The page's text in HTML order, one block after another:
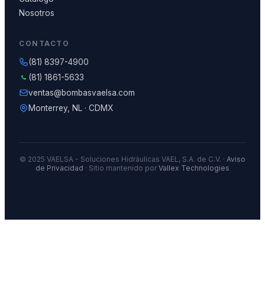
Nosotros
CONTACTO
(81) 8397-4900
(81) 1861-5633
ventas@bombasvaelsa.com
Monterrey, NL · CDMX
© 2025 VAELSA - Soluciones Hidráulicas VAEL, S.A. de C.V. · Aviso
de Privacidad · Sitio mantenido por Vallex Technologies